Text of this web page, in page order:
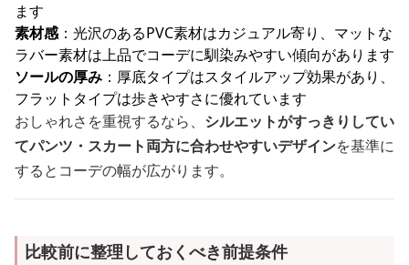
ます
素材感：光沢のあるPVC素材はカジュアル寄り、マットな
ラバー素材は上品でコーデに馴染みやすい傾向があります
ソールの厚み ：厚底タイプはスタイルアップ効果があり、
フラットタイプは歩きやすさに優れています
おしゃれさを重視するなら、 シルエットがすっきりしてい
てパンツ・スカート両方に合わせやすいデザインを基準に
するとコーデの幅が広がります。
比較前に整理しておくべき前提条件